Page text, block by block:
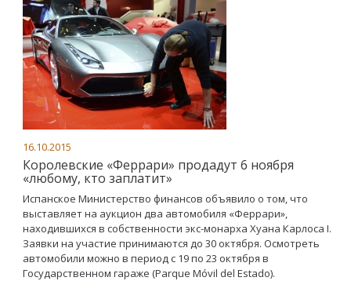
16.10.2015
Королевские «Феррари» продадут 6 ноября
«любому, кто заплатит»
Испанское Министерство финансов объявило о том, что
выставляет на аукцион два автомобиля «Феррари»,
находившихся в собственности экс-монарха Хуана Карлоса I.
Заявки на участие принимаются до 30 октября. Осмотреть
автомобили можно в период с 19 по 23 октября в
Государственном гараже (Parque Móvil del Estado).